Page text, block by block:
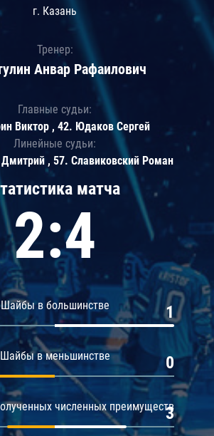
матча
2:4
Шайбы в большинстве 1
Шайбы в меньшинстве 0
численных преимуществ
3
г. Казань
Тренер:
Анвар Рафаилович
Главные судьи:
Виктор , 42. Юдаков Сергей
Линейные судьи:
, 57. Славиковский Роман